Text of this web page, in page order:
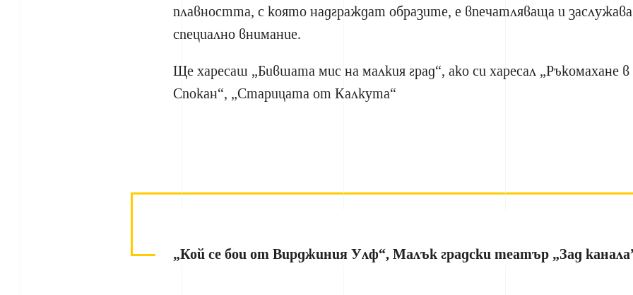
плавността, с която надграждат образите, е впечатляваща и заслужава
специално внимание.
Ще харесаш „Бившата мис на малкия град“, ако си харесал „Ръкомахане в
Спокан“, „Старицата от Калкута“
„Кой се бои от Вирджиния Улф“, Малък градски театър „Зад